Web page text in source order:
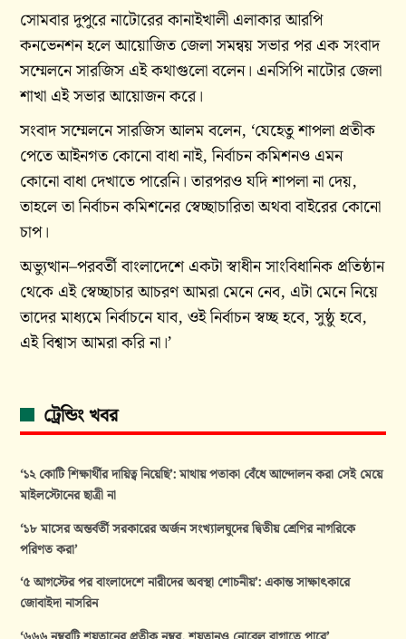
সোমবার দুপুরে নাটোরের কানাইখালী এলাকার আরপি
কনভেনশন হলে আয়োজিত জেলা সমন্বয় সভার পর এক সংবাদ
সম্মেলনে সারজিস এই কথাগুলো বলেন। এনসিপি নাটোর জেলা
শাখা এই সভার আয়োজন করে।
সংবাদ সম্মেলনে সারজিস আলম বলেন, ‘যেহেতু শাপলা প্রতীক
পেতে আইনগত কোনো বাধা নাই, নির্বাচন কমিশনও এমন
কোনো বাধা দেখাতে পারেনি। তারপরও যদি শাপলা না দেয়,
তাহলে তা নির্বাচন কমিশনের স্বেচ্ছাচারিতা অথবা বাইরের কোনো
চাপ।
অভ্যুত্থান–পরবর্তী বাংলাদেশে একটা স্বাধীন সাংবিধানিক প্রতিষ্ঠান
থেকে এই স্বেচ্ছাচার আচরণ আমরা মেনে নেব, এটা মেনে নিয়ে
তাদের মাধ্যমে নির্বাচনে যাব, ওই নির্বাচন স্বচ্ছ হবে, সুষ্ঠু হবে,
এই বিশ্বাস আমরা করি না।’
ট্রেন্ডিং খবর
‘১২ কোটি শিক্ষার্থীর দায়িত্ব নিয়েছি’: মাথায় পতাকা বেঁধে আন্দোলন করা সেই মেয়ে
মাইলস্টোনের ছাত্রী না
‘১৮ মাসের অন্তর্বর্তী সরকারের অর্জন সংখ্যালঘুদের দ্বিতীয় শ্রেণির নাগরিকে
পরিণত করা’
‘৫ আগস্টের পর বাংলাদেশে নারীদের অবস্থা শোচনীয়’: একান্ত সাক্ষাৎকারে
জোবাইদা নাসরিন